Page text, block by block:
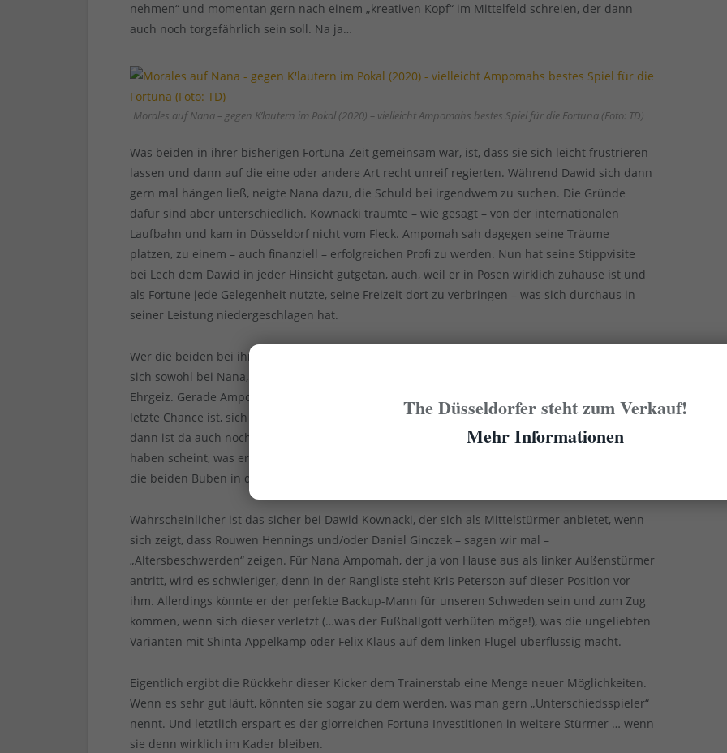
nehmen“ und momentan gern nach einem „kreativen Kopf“ im Mittelfeld schreien, der dann
auch noch torgefährlich sein soll. Na ja…
Morales auf Nana – gegen K’lautern im Pokal (2020) – vielleicht Ampomahs bestes Spiel für die Fortuna (Foto: TD)
Was beiden in ihrer bisherigen Fortuna-Zeit gemeinsam war, ist, dass sie sich leicht frustrieren
lassen und dann auf die eine oder andere Art recht unreif regierten. Während Dawid sich dann
gern mal hängen ließ, neigte Nana dazu, die Schuld bei irgendwem zu suchen. Die Gründe
dafür sind aber unterschiedlich. Kownacki träumte – wie gesagt – von der internationalen
Laufbahn und kam in Düsseldorf nicht vom Fleck. Ampomah sah dagegen seine Träume
platzen, zu einem – auch finanziell – erfolgreichen Profi zu werden. Nun hat seine Stippvisite
bei Lech dem Dawid in jeder Hinsicht gutgetan, auch, weil er in Posen wirklich zuhause ist und
als Fortune jede Gelegenheit nutzte, seine Freizeit dort zu verbringen – was sich durchaus in
seiner Leistung niedergeschlagen hat.
Wer die beiden bei ihren bisherigen Testspieleinsätzen beobachtet hat, konnte erkennen, dass
sich sowohl bei Nana, als auch Dawid etwas Grundsätzliches geändert hat. Sie brennen vor
Ehrgeiz. Gerade Ampomah scheint erkannt zu haben, dass die kommenden Saison für ihn die
letzte Chance ist, sich im Profifußball durchzusetzen. Ähnliches gilt auch für Kownacki. Und
dann ist da auch noch Trainer Daniel Thioune, der für „schwierige“ Spieler ein Händchen zu
haben scheint, was er beispielsweise im Fall von Narey bewiesen hat. Könnte also so sein, dass
die beiden Buben in der kommenden Saison eine wichtige Rolle spielen könnten.
Wahrscheinlicher ist das sicher bei Dawid Kownacki, der sich als Mittelstürmer anbietet, wenn
sich zeigt, dass Rouwen Hennings und/oder Daniel Ginczek – sagen wir mal –
„Altersbeschwerden“ zeigen. Für Nana Ampomah, der ja von Hause aus als linker Außenstürmer
antritt, wird es schwieriger, denn in der Rangliste steht Kris Peterson auf dieser Position vor
ihm. Allerdings könnte er der perfekte Backup-Mann für unseren Schweden sein und zum Zug
kommen, wenn sich dieser verletzt (…was der Fußballgott verhüten möge!), was die ungeliebten
Varianten mit Shinta Appelkamp oder Felix Klaus auf dem linken Flügel überflüssig macht.
Eigentlich ergibt die Rückkehr dieser Kicker dem Trainerstab eine Menge neuer Möglichkeiten.
Wenn es sehr gut läuft, könnten sie sogar zu dem werden, was man gern „Unterschiedsspieler“
nennt. Und letztlich erspart es der glorreichen Fortuna Investitionen in weitere Stürmer … wenn
sie denn wirklich im Kader bleiben.
The Düsseldorfer steht zum Verkauf!
Mehr Informationen